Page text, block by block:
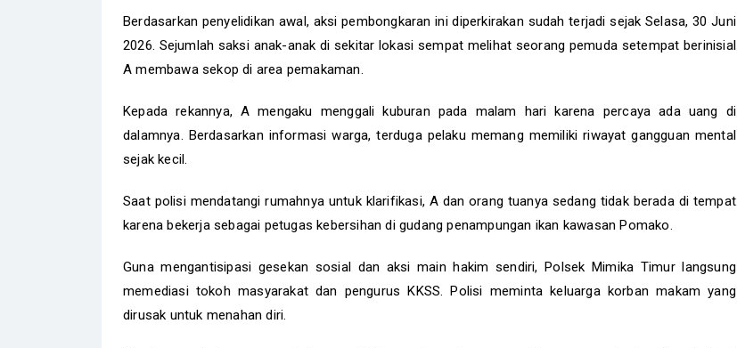
Berdasarkan penyelidikan awal, aksi pembongkaran ini diperkirakan sudah terjadi sejak Selasa, 30 Juni
2026. Sejumlah saksi anak-anak di sekitar lokasi sempat melihat seorang pemuda setempat berinisial
A membawa sekop di area pemakaman.
Kepada rekannya, A mengaku menggali kuburan pada malam hari karena percaya ada uang di
dalamnya. Berdasarkan informasi warga, terduga pelaku memang memiliki riwayat gangguan mental
sejak kecil.
Saat polisi mendatangi rumahnya untuk klarifikasi, A dan orang tuanya sedang tidak berada di tempat
karena bekerja sebagai petugas kebersihan di gudang penampungan ikan kawasan Pomako.
Guna mengantisipasi gesekan sosial dan aksi main hakim sendiri, Polsek Mimika Timur langsung
memediasi tokoh masyarakat dan pengurus KKSS. Polisi meminta keluarga korban makam yang
dirusak untuk menahan diri.